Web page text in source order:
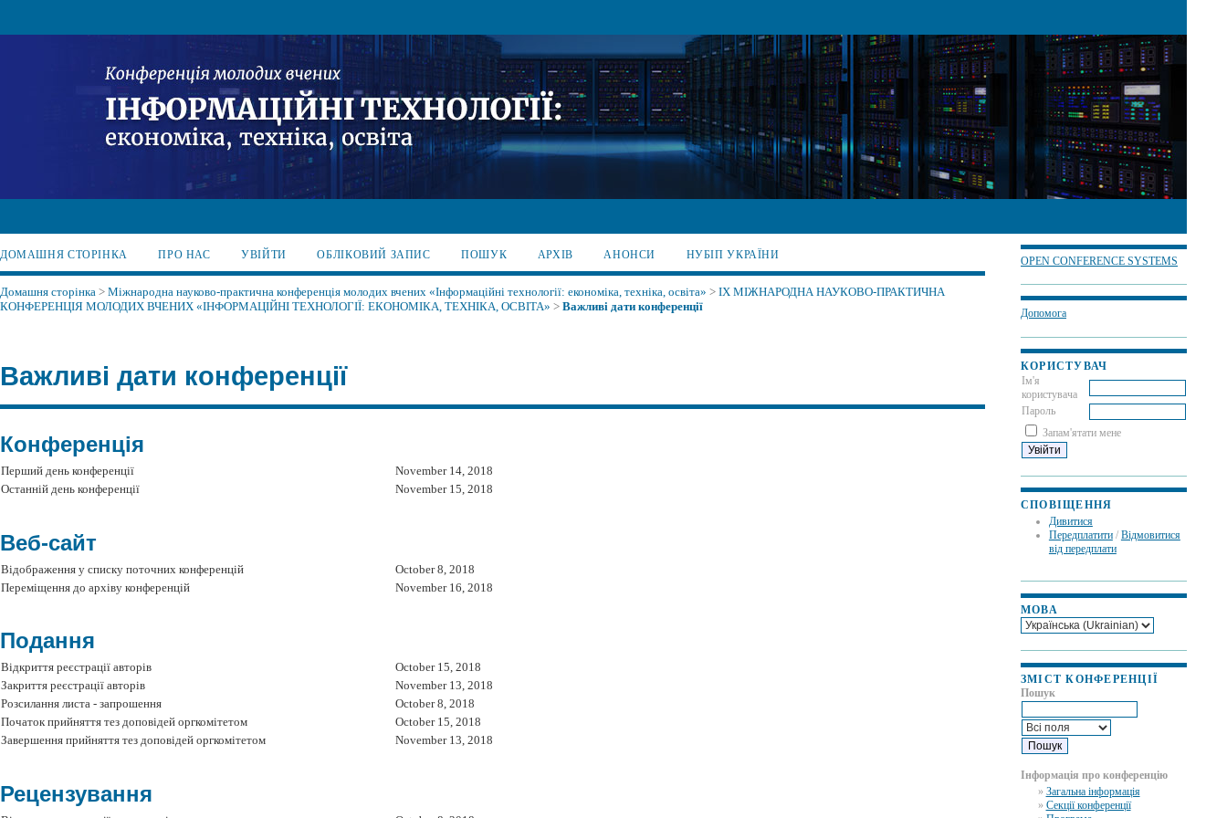
OPEN CONFERENCE SYSTEMS
Допомога
КОРИСТУВАЧ
Ім'я
користувача
Пароль
Запам'ятати мене
СПОВІЩЕННЯ
Дивитися
Передплатити/ Відмовитися
від передплати
МОВА
ЗМІСТ КОНФЕРЕНЦІЇ
Пошук
Інформація про конференцію
» Загальна інформація
» Секції конференції
ДОМАШНЯ СТОРІНКА ПРО НАС УВІЙТИ ОБЛІКОВИЙ ЗАПИС ПОШУК АРХІВ АНОНСИ НУБІП УКРАЇНИ
Домашня сторінка > Міжнародна науково-практична конференція молодих вчених «Інформаційні технології: економіка, техніка, освіта» > IX МІЖНАРОДНА НАУКОВО-ПРАКТИЧНА
КОНФЕРЕНЦІЯ МОЛОДИХ ВЧЕНИХ «ІНФОРМАЦІЙНІ ТЕХНОЛОГІЇ: ЕКОНОМІКА, ТЕХНІКА, ОСВІТА» > Важливі дати конференції
Важливі дати конференції
Конференція
Перший день конференції
November 14, 2018
Останній день конференції
November 15, 2018
Веб-сайт
Відображення у списку поточних конференцій
October 8, 2018
Переміщення до архіву конференцій
November 16, 2018
Подання
Відкриття реєстрації авторів
October 15, 2018
Закриття реєстрації авторів
November 13, 2018
Розсилання листа - запрошення
October 8, 2018
Початок прийняття тез доповідей оргкомітетом
October 15, 2018
Завершення прийняття тез доповідей оргкомітетом
November 13, 2018
Рецензування